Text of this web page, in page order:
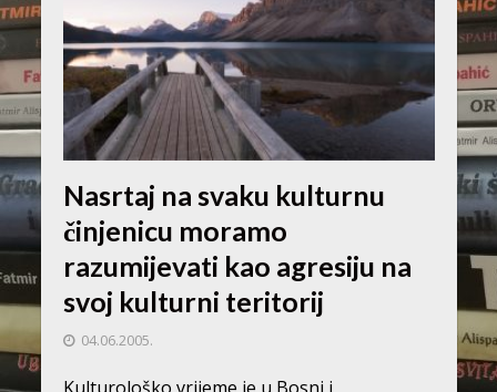
Nasrtaj na svaku kulturnu
činjenicu moramo
razumijevati kao agresiju na
svoj kulturni teritorij
04.06.2005.